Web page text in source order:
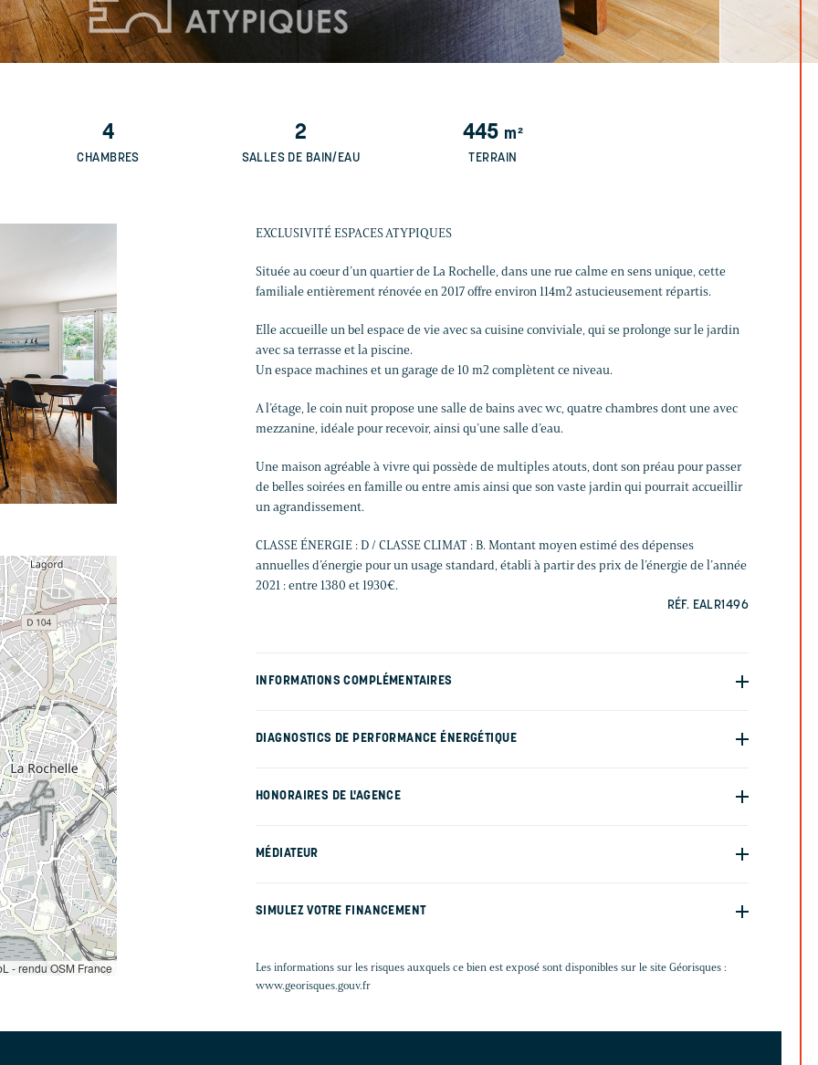
4
CHAMBRES
2
SALLES DE BAIN/EAU
445 m²
TERRAIN
EXCLUSIVITÉ ESPACES ATYPIQUES
Située au coeur d’un quartier de La Rochelle, dans une rue calme en sens unique, cette
familiale entièrement rénovée en 2017 offre environ 114m2 astucieusement répartis.
Elle accueille un bel espace de vie avec sa cuisine conviviale, qui se prolonge sur le jardin
avec sa terrasse et la piscine.
Un espace machines et un garage de 10 m2 complètent ce niveau.
A l’étage, le coin nuit propose une salle de bains avec wc, quatre chambres dont une avec
mezzanine, idéale pour recevoir, ainsi qu’une salle d’eau.
Une maison agréable à vivre qui possède de multiples atouts, dont son préau pour passer
de belles soirées en famille ou entre amis ainsi que son vaste jardin qui pourrait accueillir
un agrandissement.
CLASSE ÉNERGIE : D / CLASSE CLIMAT : B. Montant moyen estimé des dépenses
annuelles d’énergie pour un usage standard, établi à partir des prix de l’énergie de l’année
2021 : entre 1380 et 1930€.
RÉF. EALR1496
INFORMATIONS COMPLÉMENTAIRES
DIAGNOSTICS DE PERFORMANCE ÉNERGÉTIQUE
HONORAIRES DE L'AGENCE
MÉDIATEUR
SIMULEZ VOTRE FINANCEMENT
Les informations sur les risques auxquels ce bien est exposé sont disponibles sur le site Géorisques :
www.georisques.gouv.fr
- rendu OSM France